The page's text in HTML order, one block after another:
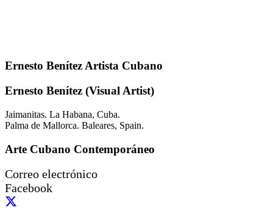
Ernesto Benítez Artista Cubano
Ernesto Benítez (Visual Artist)
Jaimanitas. La Habana, Cuba.
Palma de Mallorca. Baleares, Spain.
Arte Cubano Contemporáneo
Correo electrónico
Facebook